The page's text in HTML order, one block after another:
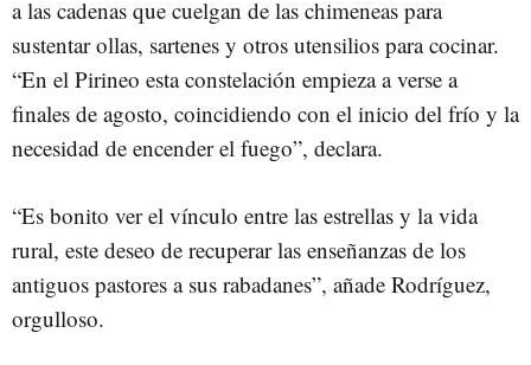
a las cadenas que cuelgan de las chimeneas para
sustentar ollas, sartenes y otros utensilios para cocinar.
“En el Pirineo esta constelación empieza a verse a
finales de agosto, coincidiendo con el inicio del frío y la
necesidad de encender el fuego”, declara.
“Es bonito ver el vínculo entre las estrellas y la vida
rural, este deseo de recuperar las enseñanzas de los
antiguos pastores a sus rabadanes”, añade Rodríguez,
orgulloso.